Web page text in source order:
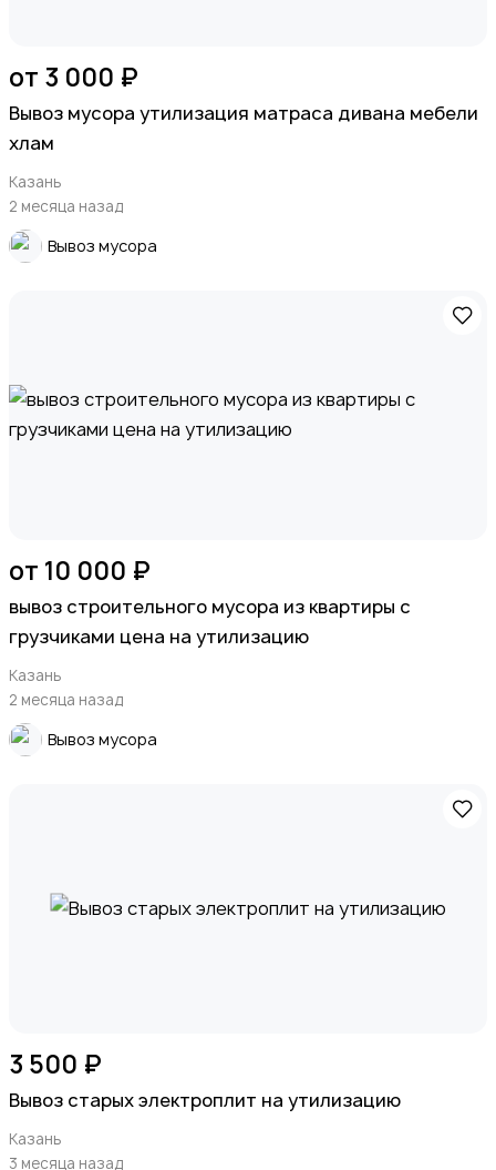
от 3 000 ₽
Вывоз мусора утилизация матраса дивана мебели
хлам
Казань
2 месяца назад
Вывоз мусора
от 10 000 ₽
вывоз строительного мусора из квартиры с
грузчиками цена на утилизацию
Казань
2 месяца назад
Вывоз мусора
3 500 ₽
Вывоз старых электроплит на утилизацию
Казань
3 месяца назад